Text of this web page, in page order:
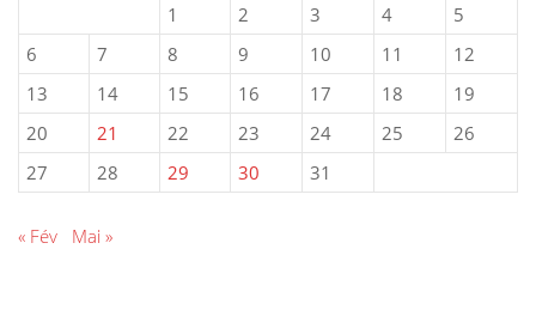
1
2 3 4
5
6
7 8 9 10 11
12
13
14 15 16 17 18
19
20
21 22 23 24 25
26
27
28 29 30 31
« Fév Mai »